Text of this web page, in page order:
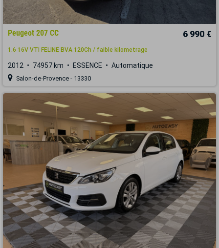
Peugeot 207 CC 6 990 €
1.6 16V VTI FELINE BVA 120Ch / faible kilometrage
2012 74957 km ESSENCE Automatique
Salon-de-Provence - 13330